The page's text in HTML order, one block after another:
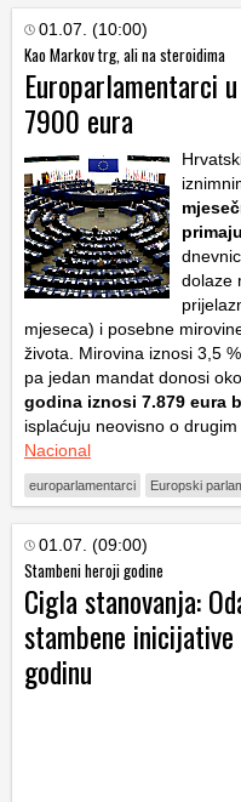
01.07. (10:00)
Kao Markov trg, ali na steroidima
Europarlamentarci
7900 eura
dolaze
mjeseca) i posebne
života. Mirovina iznosi 3,5
pa jedan mandat donosi
godina iznosi 7.879 eura
isplaćuju neovisno o
Nacional
europarlamentarci Europski
01.07. (09:00)
Stambeni heroji godine
Cigla stanovanja:
stambene
godinu